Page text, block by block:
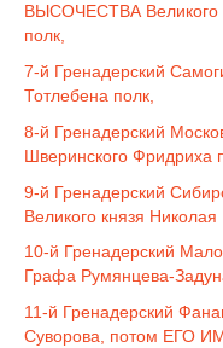
ВЫСОЧЕСТВА
полк,
7-й Гренадерский
Тотлебена полк,
8-й Гренадерский
Шверинского Фридриха
9-й Гренадерский
Великого князя Николая
10-й Гренадерский
Графа Румянцева-
11-й Гренадерский
Суворова, потом ЕГО